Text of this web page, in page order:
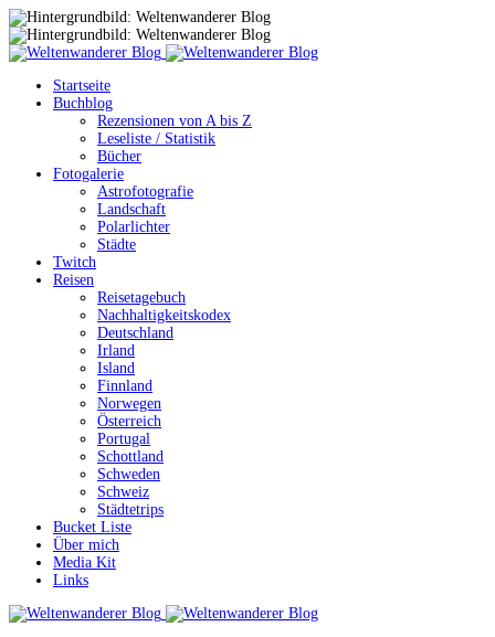
Startseite
Buchblog
Rezensionen von A bis Z
Leseliste / Statistik
Bücher
Fotogalerie
Astrofotografie
Landschaft
Polarlichter
Städte
Twitch
Reisen
Reisetagebuch
Nachhaltigkeitskodex
Deutschland
Irland
Island
Finnland
Norwegen
Österreich
Portugal
Schottland
Schweden
Schweiz
Städtetrips
Bucket Liste
Über mich
Media Kit
Links